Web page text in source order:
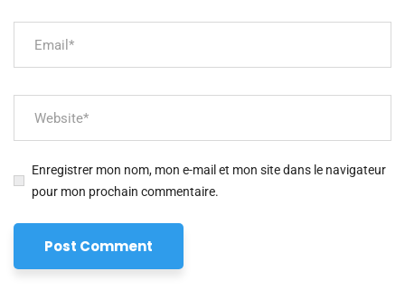
Enregistrer mon nom, mon e-mail et mon site dans le navigateur
pour mon prochain commentaire.